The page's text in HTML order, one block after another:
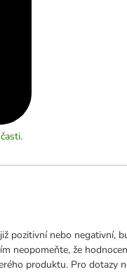
.
pozitivní nebo negativní,
neopomeňte, že
produktu. Pro dotazy